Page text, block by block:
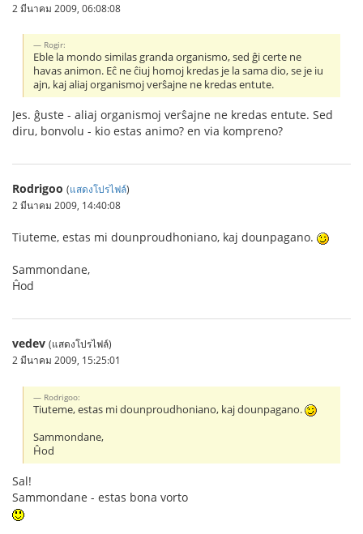
2 มีนาคม 2009, 06:08:08
Rogir:
Eble la mondo similas granda organismo, sed ĝi certe ne
havas animon. Eĉ ne ĉiuj homoj kredas je la sama dio, se je iu
ajn, kaj aliaj organismoj verŝajne ne kredas entute.
Jes. ĝuste - aliaj organismoj verŝajne ne kredas entute. Sed
diru, bonvolu - kio estas animo? en via kompreno?
Rodrigoo (แสดงโปรไฟล์)
2 มีนาคม 2009, 14:40:08
Tiuteme, estas mi dounproudhoniano, kaj dounpagano.
Sammondane,
Ĥod
vedev (แสดงโปรไฟล์)
2 มีนาคม 2009, 15:25:01
Rodrigoo:
Tiuteme, estas mi dounproudhoniano, kaj dounpagano.
Sammondane,
Ĥod
Sal!
Sammondane - estas bona vorto